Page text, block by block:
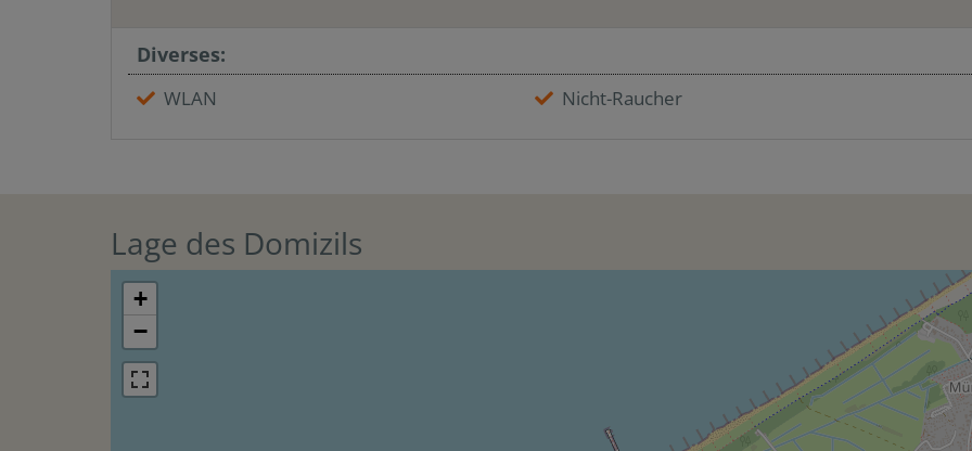
Diverses:
WLAN Nicht-Raucher
Lage des Domizils
+
−